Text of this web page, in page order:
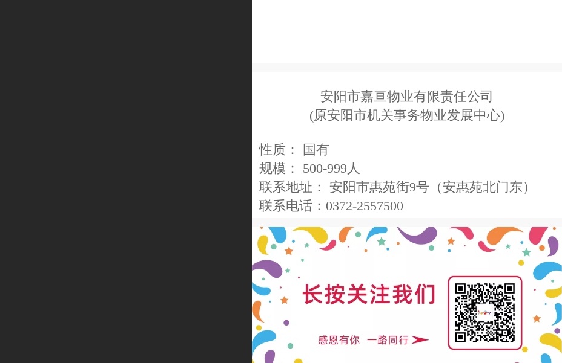
安阳市嘉亘物业有限责任公司
(原安阳市机关事务物业发展中心)
性质： 国有
规模： 500-999人
联系地址： 安阳市惠苑街9号（安惠苑北门东）
联系电话：0372-2557500